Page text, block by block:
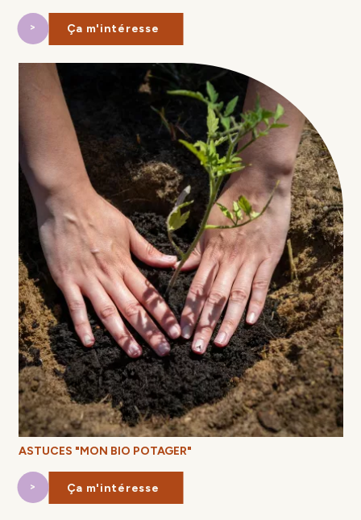
Ça m'intéresse
ASTUCES "MON BIO POTAGER"
Ça m'intéresse